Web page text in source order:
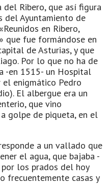
del Ribero, que así figura
del Ayuntamiento de
en Ribero,
que fue formándose en
de Asturias, y que
Por lo que no ha de
-en 1515- un Hospital
el enigmático Pedro
El albergue era un
que vino
golpe de piqueta, en el
a un vallado que
el agua, que bajaba -
los prados del hoy
frecuentemente casas y